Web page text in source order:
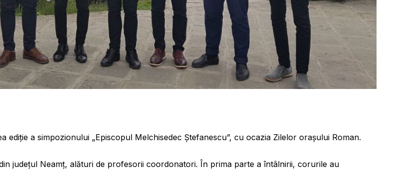
ediție a simpozionului „Episcopul Melchisedec Ștefanescu”, cu ocazia Zilelor orașului Roman.
județul Neamț, alături de profesorii coordonatori. În prima parte a întâlnirii, corurile au